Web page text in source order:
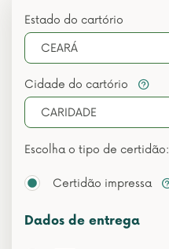
Estado do cartório
CEARÁ
Cidade do cartório
CARIDADE
Escolha o tipo de certidão:
Certidão impressa
Dados de entrega